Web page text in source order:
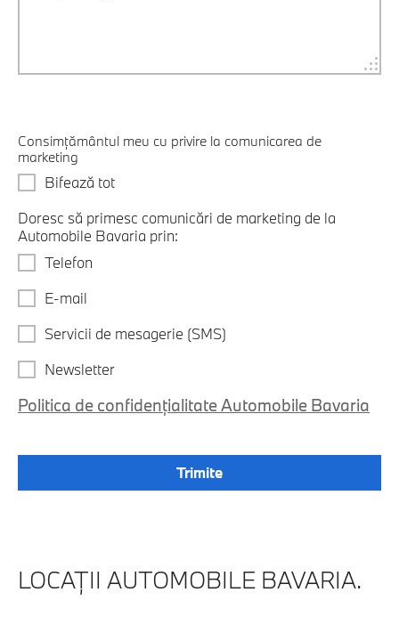
Consimțământul meu cu privire la comunicarea de
marketing
Bifează tot
Doresc să primesc comunicări de marketing de la
Automobile Bavaria prin:
Telefon
E-mail
Servicii de mesagerie (SMS)
Newsletter
Politica de confidențialitate Automobile Bavaria
LOCAŢII AUTOMOBILE BAVARIA.